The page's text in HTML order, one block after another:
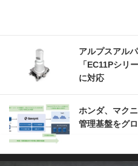
アルプスアル
「EC11Pシリ
に対応
ホンダ、マク
管理基盤をグ